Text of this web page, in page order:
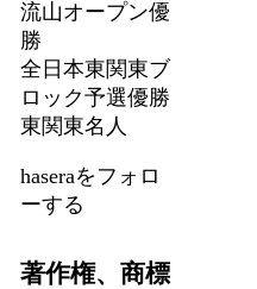
流山オープン優
勝
全日本東関東ブ
ロック予選優勝
東関東名人
haseraをフォロ
ーする
著作権、商標